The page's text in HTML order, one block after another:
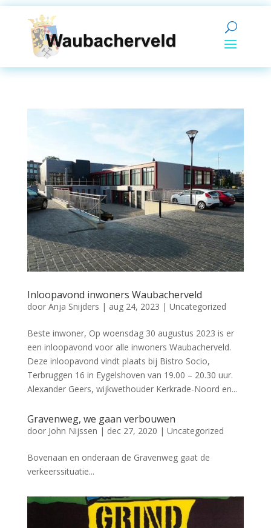
Inloopavond inwoners Waubacherveld
door Anja Snijders | aug 24, 2023 | Uncategorized
Beste inwoner, Op woensdag 30 augustus 2023 is er
een inloopavond voor alle inwoners Waubacherveld.
Deze inloopavond vindt plaats bij Bistro Socio,
Terbruggen 16 in Eygelshoven van 19.00 – 20.30 uur.
Alexander Geers, wijkwethouder Kerkrade-Noord en...
Gravenweg, we gaan verbouwen
door John Nijssen | dec 27, 2020 | Uncategorized
Bovenaan en onderaan de Gravenweg gaat de
verkeerssituatie...